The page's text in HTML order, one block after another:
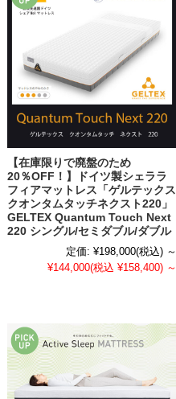
【在庫限りで廃盤のため
20％OFF！】ドイツ製シェララ
フィアマットレス「ゲルテックス
クオンタムタッチネクスト220」
GELTEX Quantum Touch Next
220 シングル/セミダブル/ダブル
定価: ¥198,000(税込) ～
¥144,000(税込 ¥158,400) ～